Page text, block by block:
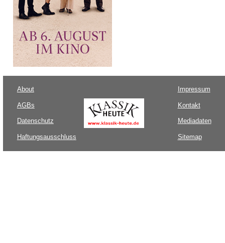
About
AGBs
Datenschutz
Haftungsausschluss
Impressum
Kontakt
Mediadaten
Sitemap